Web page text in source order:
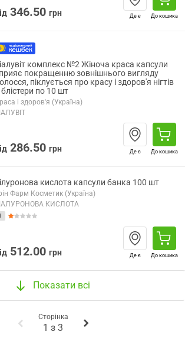
346.50 грн Де є До кошика
комплекс №2 Жіноча краса капсули
покращенню зовнішнього вигляду
піклується про красу і здоров'я нігтів
по 10 шт
і здоров'я (Україна)
286.50 грн Де є До кошика
кислота капсули банка 100 шт
Фарм Косметик (Україна)
КИСЛОТА
512.00 грн Де є До кошика
Показати всі
Сторінка
1 з 3